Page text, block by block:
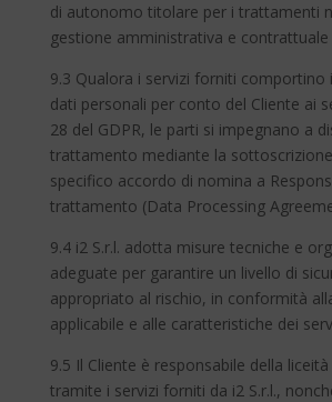
di autonomo titolare per i trattamenti
gestione amministrativa e
9.3 Qualora i servizi forniti
dati personali per conto del Cliente ai
28 del GDPR, le parti si impegnano a
trattamento mediante la
specifico accordo di nomina a
trattamento (Data Processing
9.4 i2 S.r.l. adotta misure tecniche e
adeguate per garantire un livello di
appropriato al rischio, in conformità
applicabile e alle caratteristiche dei
9.5 Il Cliente è responsabile della
tramite i servizi forniti da i2 S.r.l.,